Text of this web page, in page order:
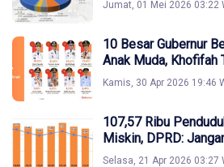
Jumat, 01 Mei 2026 03:22
10 Besar Gubernur
Anak Muda, Khofifah
Kamis, 30 Apr 2026 19:46
107,57 Ribu
Miskin, DPRD:
Selasa, 21 Apr 2026 03:27